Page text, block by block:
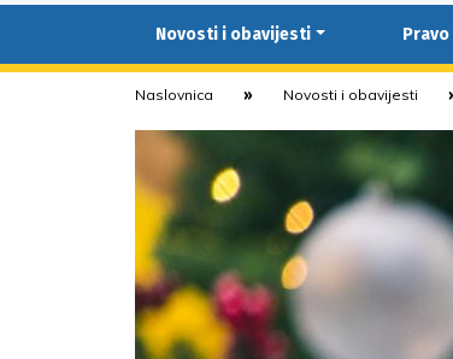
Novosti i obavijesti
Naslovnica Novosti i obavijesti